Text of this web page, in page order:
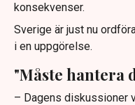
konsekvenser.
Sverige är just nu
i en uppgörelse.
"Måste hantera
– Dagens diskussioner